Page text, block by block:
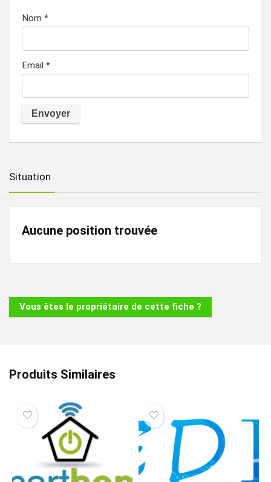
Nom *
Email *
e
Situation
Aucune position trouvée
Vous êtes le propriétaire de cette fiche ?
Produits Similaires